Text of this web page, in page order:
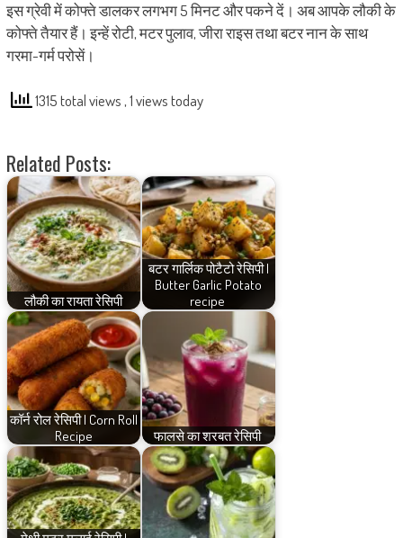
इस ग्रेवी में कोफ्ते डालकर लगभग 5 मिनट और पकने दें। अब आपके लौकी के
कोफ्ते तैयार हैं। इन्हें रोटी, मटर पुलाव, जीरा राइस तथा बटर नान के साथ
गरमा-गर्म परोसें।
1315 total views, 1 views today
Related Posts:
लौकी का रायता रेसिपी
बटर गार्लिक पोटैटो रेसिपी |
Butter Garlic Potato
recipe
कॉर्न रोल रेसिपी | Corn Roll
Recipe
फालसे का शरबत रेसिपी